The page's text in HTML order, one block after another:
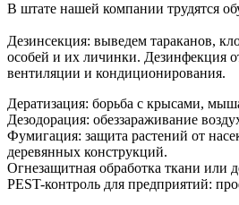
В штате нашей компании трудятся
Дезинсекция: выведем тараканов,
особей и их личинки. Дезинфекция
вентиляции и кондиционирования.
Дератизация: борьба с крысами,
Дезодорация: обеззараживание
Фумигация: защита растений от
деревянных конструкций.
Огнезащитная обработка ткани или
PEST-контроль для предприятий: